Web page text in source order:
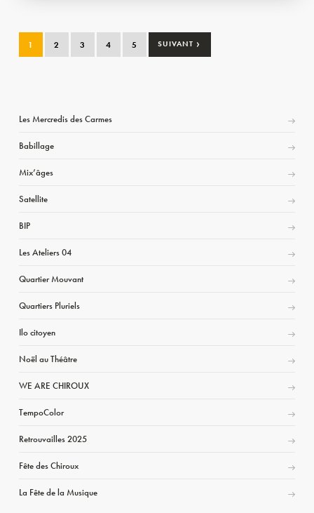
1 2 3 4 5 SUIVANT ›
Les Mercredis des Carmes
Babillage
Mix’âges
Satellite
BIP
Les Ateliers 04
Quartier Mouvant
Quartiers Pluriels
Ilo citoyen
Noël au Théâtre
WE ARE CHIROUX
TempoColor
Retrouvailles 2025
Fête des Chiroux
La Fête de la Musique